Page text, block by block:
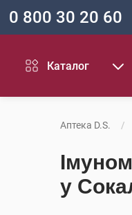
0 800 30 20 60
Каталог
Аптека D.S.
у